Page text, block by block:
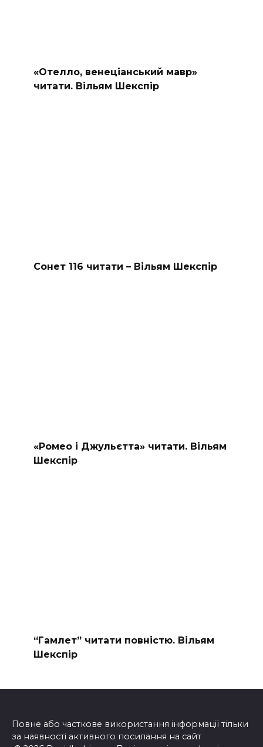
«Отелло, венеціанський мавр»
читати. Вільям Шекспір
Сонет 116 читати – Вільям Шекспір
«Ромео і Джульєтта» читати. Вільям
Шекспір
“Гамлет” читати повністю. Вільям
Шекспір
Повне або часткове використання інформації тільки
за наявності активного посилання на сайт